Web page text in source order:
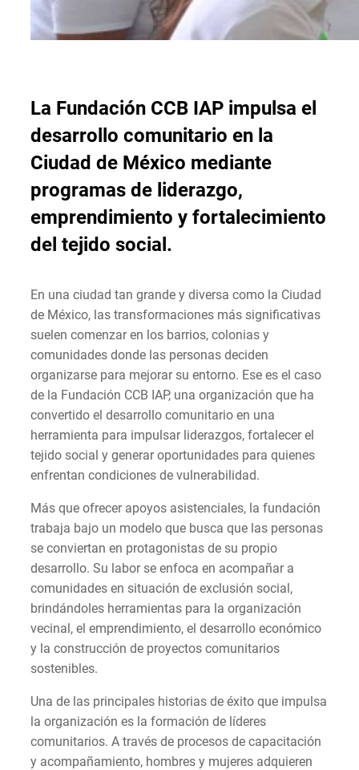
La Fundación CCB IAP impulsa el
desarrollo comunitario en la
Ciudad de México mediante
programas de liderazgo,
emprendimiento y fortalecimiento
del tejido social.
En una ciudad tan grande y diversa como la Ciudad
de México, las transformaciones más significativas
suelen comenzar en los barrios, colonias y
comunidades donde las personas deciden
organizarse para mejorar su entorno. Ese es el caso
de la Fundación CCB IAP, una organización que ha
convertido el desarrollo comunitario en una
herramienta para impulsar liderazgos, fortalecer el
tejido social y generar oportunidades para quienes
enfrentan condiciones de vulnerabilidad.
Más que ofrecer apoyos asistenciales, la fundación
trabaja bajo un modelo que busca que las personas
se conviertan en protagonistas de su propio
desarrollo. Su labor se enfoca en acompañar a
comunidades en situación de exclusión social,
brindándoles herramientas para la organización
vecinal, el emprendimiento, el desarrollo económico
y la construcción de proyectos comunitarios
sostenibles.
Una de las principales historias de éxito que impulsa
la organización es la formación de líderes
comunitarios. A través de procesos de capacitación
y acompañamiento, hombres y mujeres adquieren